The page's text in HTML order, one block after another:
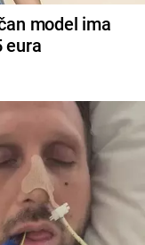
model ima
eura